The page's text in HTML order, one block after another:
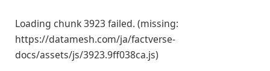
Loading chunk 3923 failed. (missing:
https://datamesh.com/ja/factverse-
docs/assets/js/3923.9ff038ca.js)